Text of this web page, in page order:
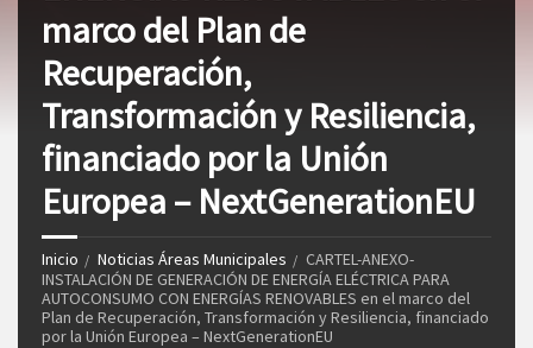
marco del Plan de
Recuperación,
Transformación y Resiliencia,
financiado por la Unión
Europea – NextGenerationEU
Inicio Noticias Áreas Municipales
CARTEL-ANEXO-
INSTALACIÓN DE GENERACIÓN DE ENERGÍA ELÉCTRICA PARA
AUTOCONSUMO CON ENERGÍAS RENOVABLES en el marco del
Plan de Recuperación, Transformación y Resiliencia, financiado
por la Unión Europea – NextGenerationEU